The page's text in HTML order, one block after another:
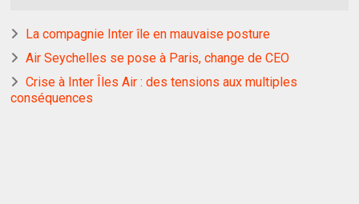
La compagnie Inter île en mauvaise posture
Air Seychelles se pose à Paris, change de CEO
Crise à Inter Îles Air : des tensions aux multiples
conséquences